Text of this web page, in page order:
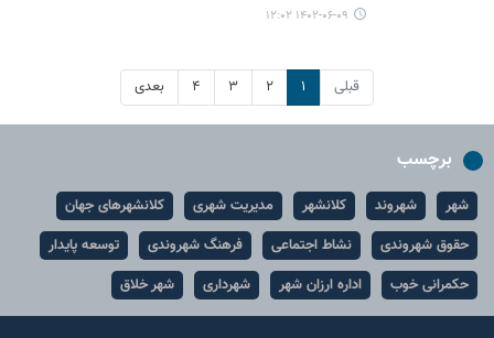
۱۴۰۲-۰۶-۰۹ ۱۲:۰۲
قبلی ۱ ۲ ۳ ۴ بعدی
برچسب
شهر شهروند کلانشهر مدیریت شهری
کلانشهرهای جهان
حقوق شهروندی
نشاط اجتماعی فرهنگ شهروندی
توسعه پایدار
حکمرانی خوب
اداره ارزان شهر شهرداری شهر خلاق